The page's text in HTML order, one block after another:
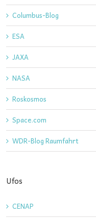
Columbus-Blog
ESA
JAXA
NASA
Roskosmos
Space.com
WDR-Blog Raumfahrt
Ufos
CENAP